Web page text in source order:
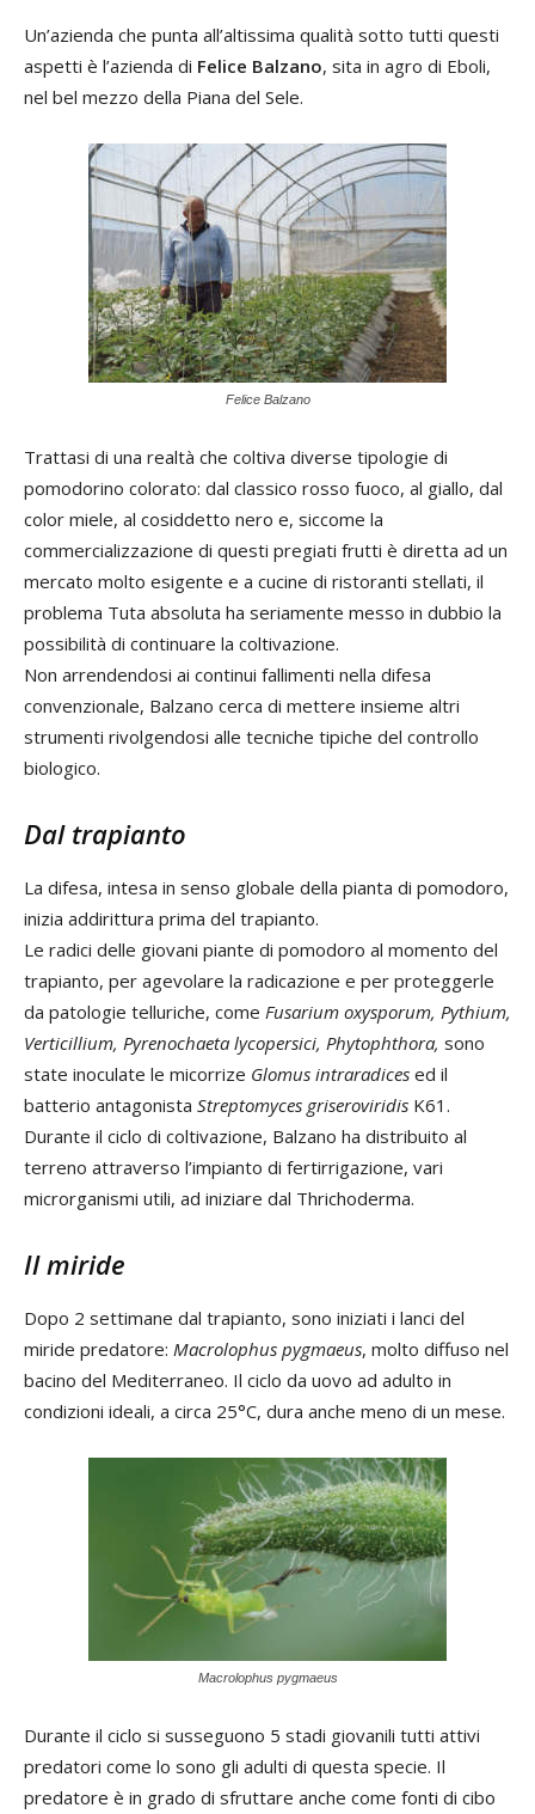
Un’azienda che punta all’altissima qualità sotto tutti questi
aspetti è l’azienda di Felice Balzano, sita in agro di Eboli,
nel bel mezzo della Piana del Sele.
Felice Balzano
Trattasi di una realtà che coltiva diverse tipologie di
pomodorino colorato: dal classico rosso fuoco, al giallo, dal
color miele, al cosiddetto nero e, siccome la
commercializzazione di questi pregiati frutti è diretta ad un
mercato molto esigente e a cucine di ristoranti stellati, il
problema Tuta absoluta ha seriamente messo in dubbio la
possibilità di continuare la coltivazione.
Non arrendendosi ai continui fallimenti nella difesa
convenzionale, Balzano cerca di mettere insieme altri
strumenti rivolgendosi alle tecniche tipiche del controllo
biologico.
Dal trapianto
La difesa, intesa in senso globale della pianta di pomodoro,
inizia addirittura prima del trapianto.
Le radici delle giovani piante di pomodoro al momento del
trapianto, per agevolare la radicazione e per proteggerle
da patologie telluriche, come Fusarium oxysporum, Pythium,
Verticillium, Pyrenochaeta lycopersici, Phytophthora, sono
state inoculate le micorrize Glomus intraradices ed il
batterio antagonista Streptomyces griseroviridis K61.
Durante il ciclo di coltivazione, Balzano ha distribuito al
terreno attraverso l’impianto di fertirrigazione, vari
microrganismi utili, ad iniziare dal Thrichoderma.
Il miride
Dopo 2 settimane dal trapianto, sono iniziati i lanci del
miride predatore: Macrolophus pygmaeus, molto diffuso nel
bacino del Mediterraneo. Il ciclo da uovo ad adulto in
condizioni ideali, a circa 25°C, dura anche meno di un mese.
Macrolophus pygmaeus
Durante il ciclo si susseguono 5 stadi giovanili tutti attivi
predatori come lo sono gli adulti di questa specie. Il
predatore è in grado di sfruttare anche come fonti di cibo